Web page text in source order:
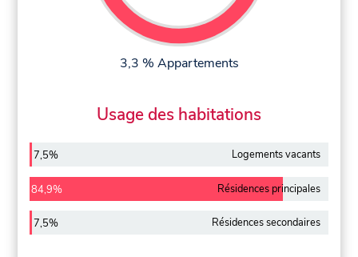
3,3 % Appartements
Usage des habitations
7,5% Logements vacants
84,9% Résidences principales
7,5% Résidences secondaires